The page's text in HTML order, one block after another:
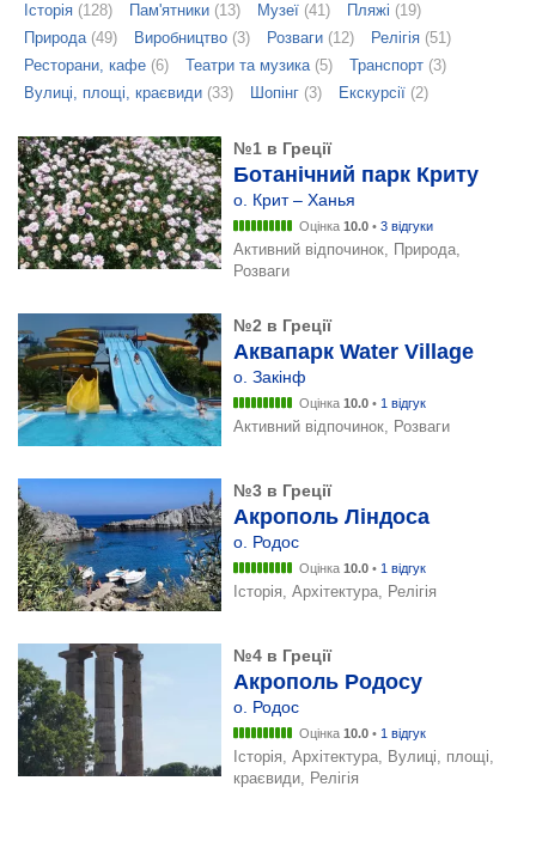
Історія (128) Пам'ятники (13) Музеї (41) Пляжі (19)
Природа(49) Виробництво (3) Розваги (12) Релігія (51)
Ресторани, кафе (6) Театри та музика(5) Транспорт (3)
Вулиці, площі, краєвиди (33) Шопінг (3) Екскурсії (2)
№1 в Греції
Ботанічний парк Криту
о. Крит – Ханья
Оцінка 10.0 • 3 відгуки
Активний відпочинок, Природа,
Розваги
№2 в Греції
Аквапарк Water Village
о. Закінф
Оцінка 10.0 • 1 відгук
Активний відпочинок, Розваги
№3 в Греції
Акрополь Ліндоса
о. Родос
Оцінка 10.0 • 1 відгук
Історія, Архітектура, Релігія
№4 в Греції
Акрополь Родосу
о. Родос
Оцінка 10.0 • 1 відгук
Історія, Архітектура, Вулиці, площі,
краєвиди, Релігія